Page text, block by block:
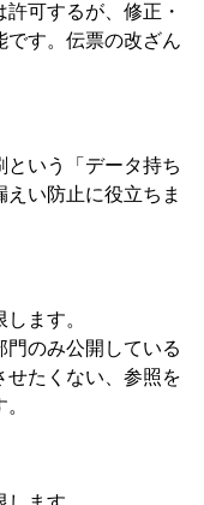
可するが、修正・
です。伝票の改ざん
いう「データ持ち
い防止に役立ちま
ます。
のみ公開している
せたくない、参照を